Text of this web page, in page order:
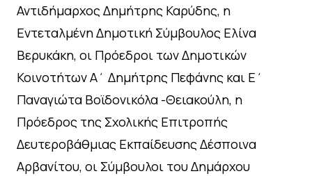
Αντιδήμαρχος Δημήτρης Καρύδης, η
Εντεταλμένη Δημοτική Σύμβουλος Ελίνα
Βερυκάκη, οι Πρόεδροι των Δημοτικών
Κοινοτήτων Α΄ Δημήτρης Πεφάνης και Ε΄
Παναγιώτα Βοϊδονικόλα -Θειακούλη, η
Πρόεδρος της Σχολικής Επιτροπής
Δευτεροβάθμιας Εκπαίδευσης Δέσποινα
Αρβανίτου, οι Σύμβουλοι του Δημάρχου